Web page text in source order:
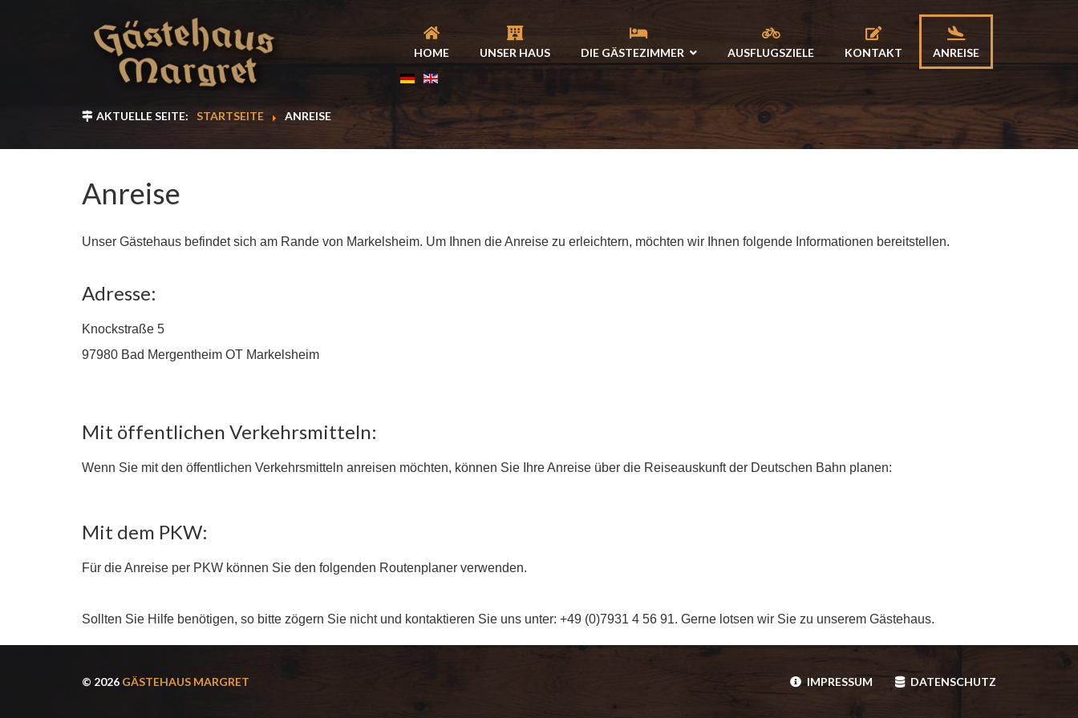
HOME UNSER HAUS DIE GÄSTEZIMMER AUSFLUGSZIELE KONTAKT ANREISE
AKTUELLE SEITE: STARTSEITE ANREISE
Anreise
Unser Gästehaus befindet sich am Rande von Markelsheim. Um Ihnen die Anreise zu erleichtern, möchten wir Ihnen folgende Informationen bereitstellen.
Adresse:
Knockstraße 5
97980 Bad Mergentheim OT Markelsheim
Mit öffentlichen Verkehrsmitteln:
Wenn Sie mit den öffentlichen Verkehrsmitteln anreisen möchten, können Sie Ihre Anreise über die Reiseauskunft der Deutschen Bahn planen:
Mit dem PKW:
Für die Anreise per PKW können Sie den folgenden Routenplaner verwenden.
Sollten Sie Hilfe benötigen, so bitte zögern Sie nicht und kontaktieren Sie uns unter: +49 (0)7931 4 56 91. Gerne lotsen wir Sie zu unserem Gästehaus.
© 2026 GÄSTEHAUS MARGRET IMPRESSUM DATENSCHUTZ